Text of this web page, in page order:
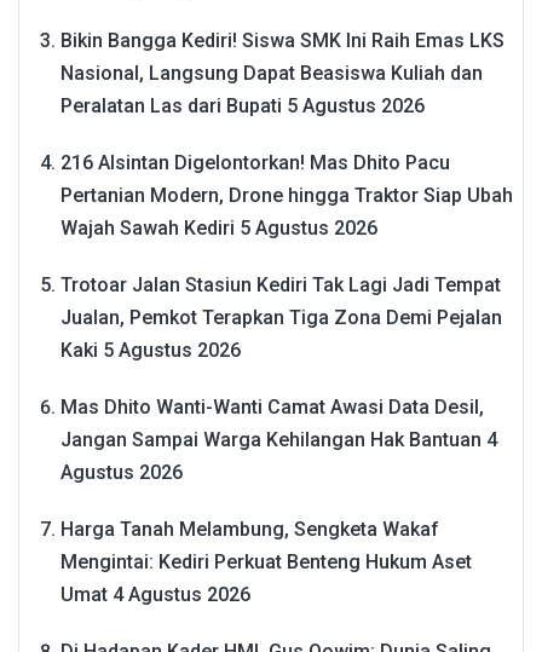
Bikin Bangga Kediri! Siswa SMK Ini Raih Emas LKS
Nasional, Langsung Dapat Beasiswa Kuliah dan
Peralatan Las dari Bupati 5 Agustus 2026
216 Alsintan Digelontorkan! Mas Dhito Pacu
Pertanian Modern, Drone hingga Traktor Siap Ubah
Wajah Sawah Kediri 5 Agustus 2026
Trotoar Jalan Stasiun Kediri Tak Lagi Jadi Tempat
Jualan, Pemkot Terapkan Tiga Zona Demi Pejalan
Kaki 5 Agustus 2026
Mas Dhito Wanti-Wanti Camat Awasi Data Desil,
Jangan Sampai Warga Kehilangan Hak Bantuan 4
Agustus 2026
Harga Tanah Melambung, Sengketa Wakaf
Mengintai: Kediri Perkuat Benteng Hukum Aset
Umat 4 Agustus 2026